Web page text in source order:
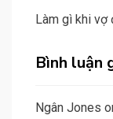
Làm gì khi vợ
Bình luận
Ngân Jones